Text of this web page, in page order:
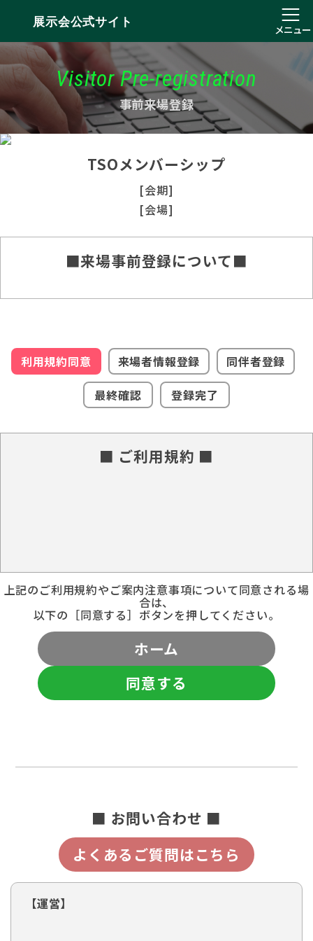
展示会公式サイト
メニュー
Visitor Pre-registration
事前来場登録
TSOメンバーシップ
[会期]
[会場]
■来場事前登録について■
利用規約同意 来場者情報登録
同伴者登録
最終確認
登録完了
■ ご利用規約 ■
上記のご利用規約やご案内注意事項について同意される場
合は、
以下の［同意する］ボタンを押してください。
ホーム
同意する
■ お問い合わせ ■
よくあるご質問はこちら
【運営】